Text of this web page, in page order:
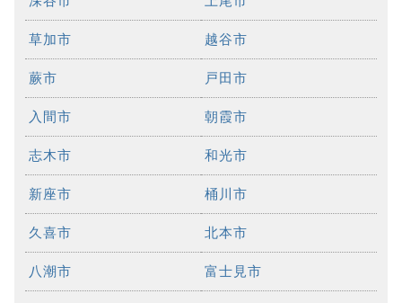
草加市 越谷市
蕨市 戸田市
入間市 朝霞市
志木市 和光市
新座市 桶川市
久喜市 北本市
八潮市 富士見市